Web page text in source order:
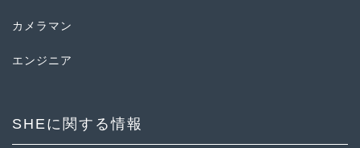
カメラマン
エンジニア
SHEに関する情報